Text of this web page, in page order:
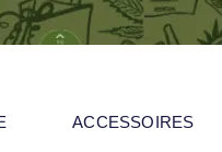
ACCESSOIRES